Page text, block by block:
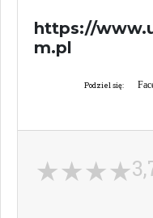
https://
m.pl
Podziel się: